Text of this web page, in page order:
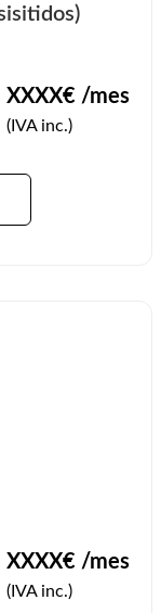
XXXX€ /mes
(IVA inc.)
XXXX€ /mes
(IVA inc.)